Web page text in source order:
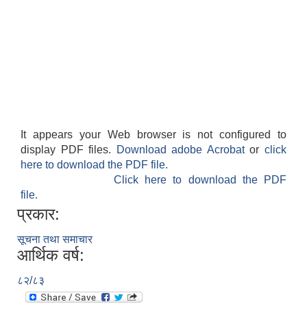
It appears your Web browser is not configured to
display PDF files.
Download adobe Acrobatorclick
here to download the PDF file.
Click here to download the PDF
file.
प्रकार:
सूचना तथा समाचार
आर्थिक वर्ष:
८२/८३